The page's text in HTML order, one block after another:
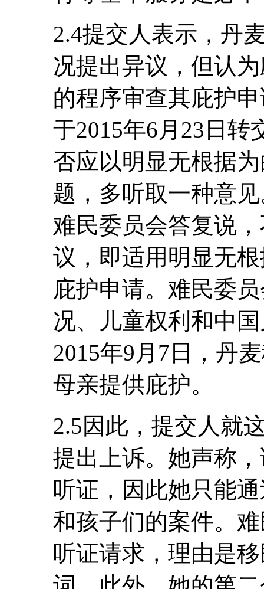
2.4提交人表示，丹
况提出异议，但认
的程序审查其庇护
于2015年6月23日转
否应以明显无根据
题，多听取一种意
难民委员会答复说
议，即适用明显无
庇护申请。难民委
况、儿童权利和中
2015年9月7日，丹
母亲提供庇护。
2.5因此，提交人就
提出上诉。她声称
听证，因此她只能
和孩子们的案件。
听证请求，理由是